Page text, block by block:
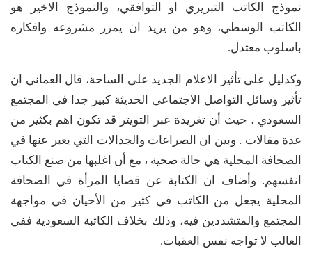
نموذج الكاتب التبريري او التوافقي، والنموذج الاخير هو
الكاتب الوسطي، وهو من يريد ان يمرر مشروعه وافكاره
باسلوب معتدل.
وكدليل على تأثير الاعلام الجديد على الساحة، قال العماني ان
تأثير وسائل التواصل الاجتماعي الحديثة كبير جدا في المجتمع
السعودي ، حيث أن تغريدة عبر التويتر قد تكون اهم بكثير من
عدة مقالات . وبين ان الصراعات والجدالات التي يعبر عنها في
الصحافة المحلية هي حالة صحية ، مع أن اغلبها من صنع الكتاب
انفسهم. وأضاف ان الكتابة عن قضايا المرأة في الصحافة
المحلية يجعل من الكاتب في كثير من الأحيان في مواجهة
المجتمع والمتشددين فيه، وذلك بخلاف الكاتبة السعودية ففي
الغالب لا تواجه نفس العقبات.